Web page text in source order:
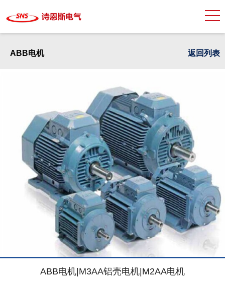
ABB电机 返回列表
ABB电机|M3AA铝壳电机|M2AA电机